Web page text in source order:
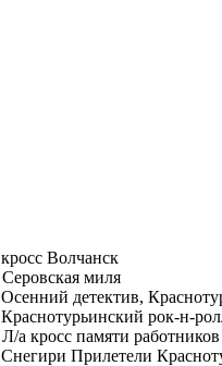
кросс Волчанск
Серовская миля
Осенний детектив,
Краснотурьинский рок-н-
Л/а кросс памяти
Снегири Прилетели